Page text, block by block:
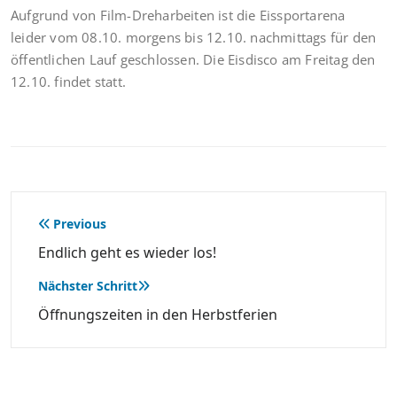
Aufgrund von Film-Dreharbeiten ist die Eissportarena
leider vom 08.10. morgens bis 12.10. nachmittags für den
öffentlichen Lauf geschlossen. Die Eisdisco am Freitag den
12.10. findet statt.
Beitragsnavigation
Previous
Endlich geht es wieder los!
Nächster Schritt
Öffnungszeiten in den Herbstferien